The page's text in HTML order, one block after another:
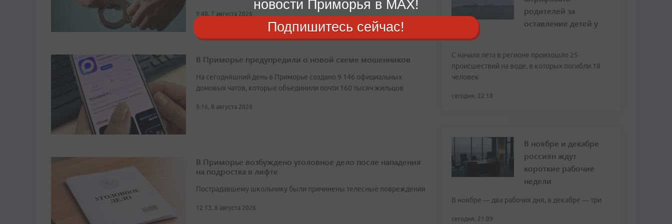
9:48, 7 августа 2026
В Приморье предупредили о новой схеме мошенников
На сегодняшний день в Приморье создано 9 146 официальных
домовых чатов, которые объединили почти 160 тысяч жильцов
9:16, 8 августа 2026
В Приморье возбуждено уголовное дело после нападения
на подростка в лифте
Пострадавшему школьнику были причинены телесные повреждения
12:13, 8 августа 2026
родителей за
оставление детей у
С начала лета в регионе произошло 25
происшествий на воде, в которых погибли 18
человек
сегодня, 22:18
В ноябре и декабре
россиян ждут
короткие рабочие
недели
В ноябре — два рабочих дня, в декабре — три
сегодня, 21:09
новости Приморья в MAX!
Подпишитесь сейчас!